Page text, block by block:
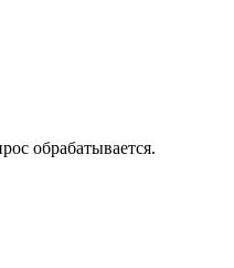
обрабатывается.